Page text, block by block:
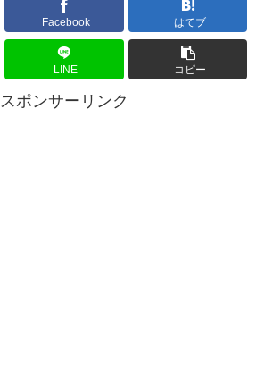
Facebook はてブ
LINE コピー
スポンサーリンク